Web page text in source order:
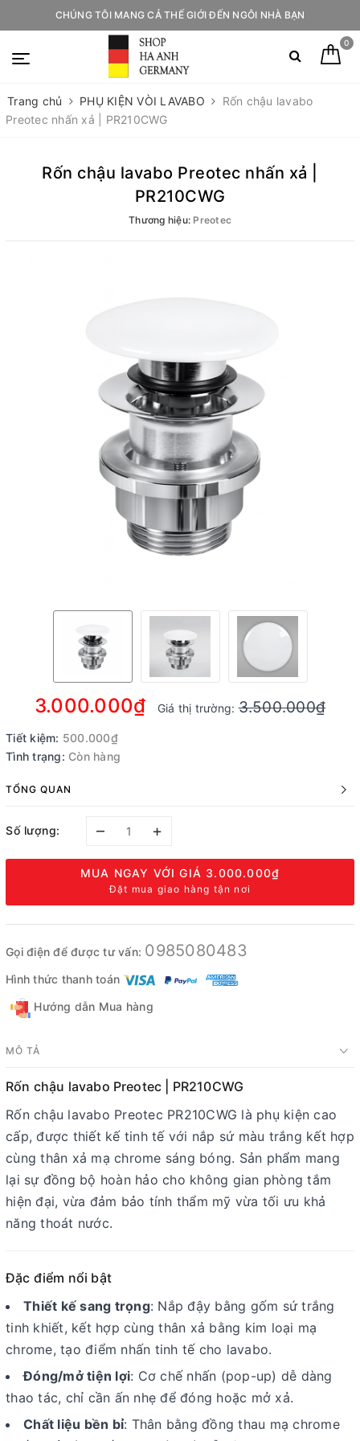
CHÚNG TÔI MANG CẢ THẾ GIỚI ĐẾN NGÔI NHÀ BẠN
0
Trang chủ PHỤ KIỆN VÒI LAVABO
Rốn chậu lavabo
Preotec nhấn xả | PR210CWG
Rốn chậu lavabo Preotec nhấn xả |
PR210CWG
Thương hiệu: Preotec
3.000.000₫ Giá thị trường:3.500.000₫
Tiết kiệm: 500.000₫
Tình trạng: Còn hàng
TỔNG QUAN
Số lượng: – +
MUA NGAY VỚI GIÁ 3.000.000₫
Đặt mua giao hàng tận nơi
Gọi điện để được tư vấn: 0985080483
Hình thức thanh toán
Hướng dẫn Mua hàng
MÔ TẢ
Rốn chậu lavabo Preotec | PR210CWG
Rốn chậu lavabo Preotec PR210CWG là phụ kiện cao
cấp, được thiết kế tinh tế với nắp sứ màu trắng kết hợp
cùng thân xả mạ chrome sáng bóng. Sản phẩm mang
lại sự đồng bộ hoàn hảo cho không gian phòng tắm
hiện đại, vừa đảm bảo tính thẩm mỹ vừa tối ưu khả
năng thoát nước.
Đặc điểm nổi bật
Thiết kế sang trọng: Nắp đậy bằng gốm sứ trắng
tinh khiết, kết hợp cùng thân xả bằng kim loại mạ
chrome, tạo điểm nhấn tinh tế cho lavabo.
Đóng/mở tiện lợi: Cơ chế nhấn (pop-up) dễ dàng
thao tác, chỉ cần ấn nhẹ để đóng hoặc mở xả.
Chất liệu bền bỉ: Thân bằng đồng thau mạ chrome